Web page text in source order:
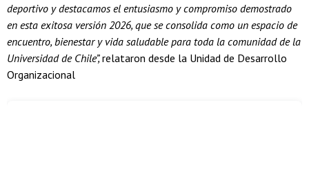
deportivo y destacamos el entusiasmo y compromiso demostrado
en esta exitosa versión 2026, que se consolida como un espacio de
encuentro, bienestar y vida saludable para toda la comunidad de la
Universidad de Chile”,relataron desde la Unidad de Desarrollo
Organizacional